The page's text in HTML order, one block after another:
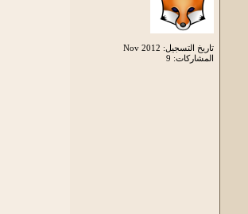
تاريخ التسجيل: Nov 2012
المشاركات: 9